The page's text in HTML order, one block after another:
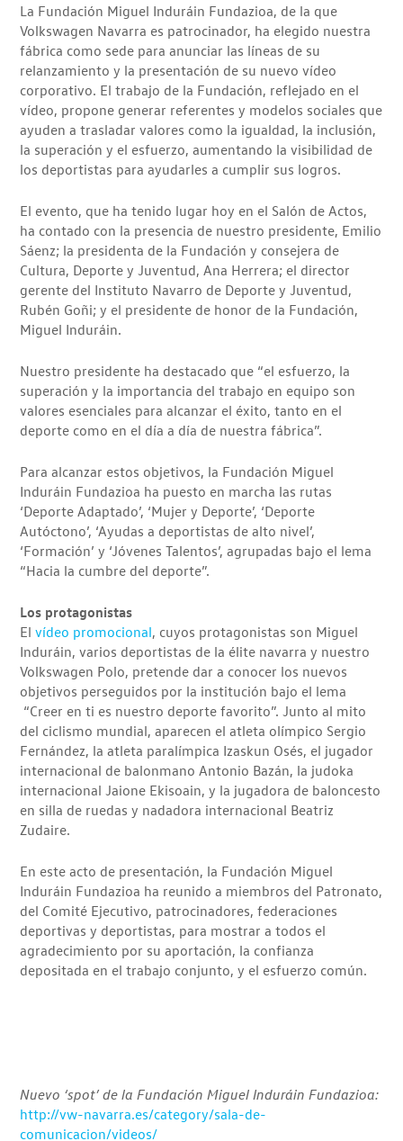
La Fundación Miguel Induráin Fundazioa, de la que
Volkswagen Navarra es patrocinador, ha elegido nuestra
fábrica como sede para anunciar las líneas de su
relanzamiento y la presentación de su nuevo vídeo
corporativo. El trabajo de la Fundación, reflejado en el
vídeo, propone generar referentes y modelos sociales que
ayuden a trasladar valores como la igualdad, la inclusión,
la superación y el esfuerzo, aumentando la visibilidad de
los deportistas para ayudarles a cumplir sus logros.
El evento, que ha tenido lugar hoy en el Salón de Actos,
ha contado con la presencia de nuestro presidente, Emilio
Sáenz; la presidenta de la Fundación y consejera de
Cultura, Deporte y Juventud, Ana Herrera; el director
gerente del Instituto Navarro de Deporte y Juventud,
Rubén Goñi; y el presidente de honor de la Fundación,
Miguel Induráin.
Nuestro presidente ha destacado que “el esfuerzo, la
superación y la importancia del trabajo en equipo son
valores esenciales para alcanzar el éxito, tanto en el
deporte como en el día a día de nuestra fábrica”.
Para alcanzar estos objetivos, la Fundación Miguel
Induráin Fundazioa ha puesto en marcha las rutas
‘Deporte Adaptado’, ‘Mujer y Deporte’, ‘Deporte
Autóctono’, ‘Ayudas a deportistas de alto nivel’,
‘Formación’ y ‘Jóvenes Talentos’, agrupadas bajo el lema
“Hacia la cumbre del deporte”.
Los protagonistas
Elvídeo promocional, cuyos protagonistas son Miguel
Induráin, varios deportistas de la élite navarra y nuestro
Volkswagen Polo, pretende dar a conocer los nuevos
objetivos perseguidos por la institución bajo el lema
“Creer en ti es nuestro deporte favorito”. Junto al mito
del ciclismo mundial, aparecen el atleta olímpico Sergio
Fernández, la atleta paralímpica Izaskun Osés, el jugador
internacional de balonmano Antonio Bazán, la judoka
internacional Jaione Ekisoain, y la jugadora de baloncesto
en silla de ruedas y nadadora internacional Beatriz
Zudaire.
En este acto de presentación, la Fundación Miguel
Induráin Fundazioa ha reunido a miembros del Patronato,
del Comité Ejecutivo, patrocinadores, federaciones
deportivas y deportistas, para mostrar a todos el
agradecimiento por su aportación, la confianza
depositada en el trabajo conjunto, y el esfuerzo común.
Nuevo ‘spot’ de la Fundación Miguel Induráin Fundazioa:
http://vw-navarra.es/category/sala-de-
comunicacion/videos/